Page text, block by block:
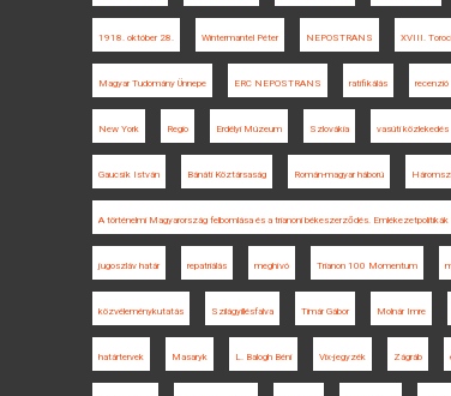
1918. október 28. Wintermantel Péter NEPOSTRANS XVIII.
Magyar Tudomány Ünnepe ERC NEPOSTRANS ratifikálás recenzió
New York Regio Erdélyi Múzeum Szlovákia vasúti közlekedés
Gaucsík István Bánáti Köztársaság Román-magyar háború
A történelmi Magyarország felbomlása és a trianoni békeszerződés.
jugoszláv határ repatriálás meghívó Trianon 100 Momentum
közvéleménykutatás Szilágyillésfalva Timár Gábor Molnár Imre
határtervek Masaryk L. Balogh Béni Vix-jegyzék Zágráb